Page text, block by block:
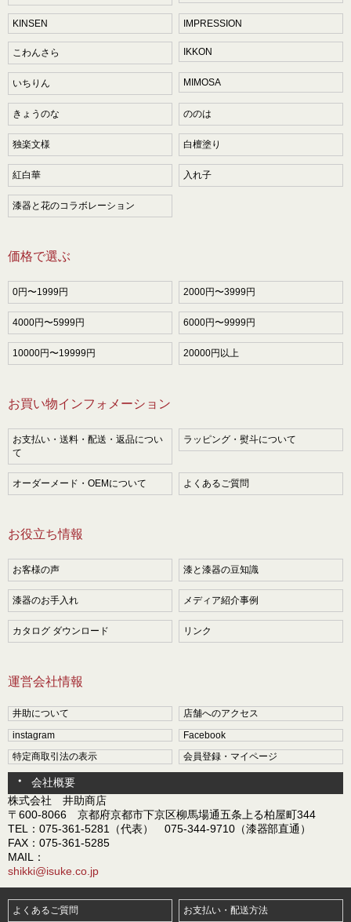
KINSEN IMPRESSION
こわんさら IKKON
いちりん MIMOSA
きょうのな ののは
独楽文様 白檀塗り
紅白華 入れ子
漆器と花のコラボレーション
価格で選ぶ
0円〜1999円 2000円〜3999円
4000円〜5999円 6000円〜9999円
10000円〜19999円 20000円以上
お買い物インフォメーション
お支払い・送料・配送・返品につい
て
ラッピング・熨斗について
オーダーメード・OEMについて よくあるご質問
お役立ち情報
お客様の声 漆と漆器の豆知識
漆器のお手入れ メディア紹介事例
カタログ ダウンロード リンク
運営会社情報
井助について
店舗へのアクセス
instagram
Facebook
特定商取引法の表示
会員登録・マイページ
会社概要
株式会社 井助商店
〒600-8066 京都府京都市下京区柳馬場通五条上る柏屋町344
TEL：075-361-5281（代表） 075-344-9710（漆器部直通）
FAX：075-361-5285
MAIL：
shikki@isuke.co.jp
よくあるご質問 お支払い・配送方法